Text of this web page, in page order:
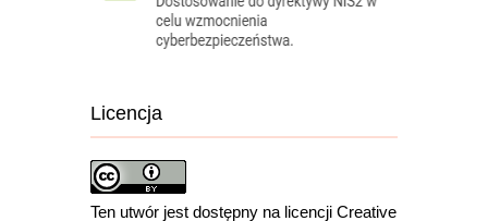
Licencja
Ten utwór jest dostępny na licencji Creative